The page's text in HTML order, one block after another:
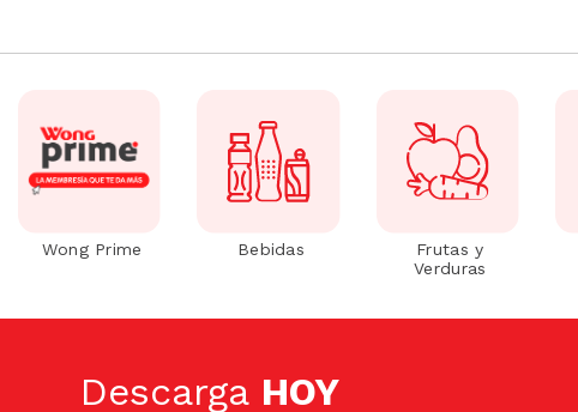
Wong Prime Bebidas
Frutas y
Verduras
Descarga HOY